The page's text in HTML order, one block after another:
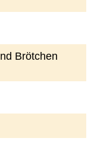
Brötchen